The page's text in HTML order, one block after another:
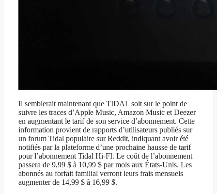
Il semblerait maintenant que TIDAL soit sur le point de
suivre les traces d’Apple Music, Amazon Music et Deezer
en augmentant le tarif de son service d’abonnement. Cette
information provient de rapports d’utilisateurs publiés sur
un forum Tidal populaire sur Reddit, indiquant avoir été
notifiés par la plateforme d’une prochaine hausse de tarif
pour l’abonnement Tidal Hi-FI. Le coût de l’abonnement
passera de 9,99 $ à 10,99 $ par mois aux États-Unis. Les
abonnés au forfait familial verront leurs frais mensuels
augmenter de 14,99 $ à 16,99 $.